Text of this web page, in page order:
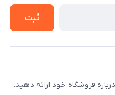
ثبت
فروشگاه خود ارائه دهید.